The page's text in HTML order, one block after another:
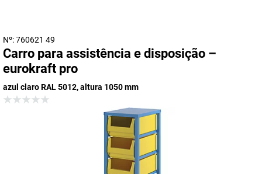
Nº: 760621 49
Carro para assistência e disposição –
eurokraft pro
azul claro RAL 5012, altura 1050 mm